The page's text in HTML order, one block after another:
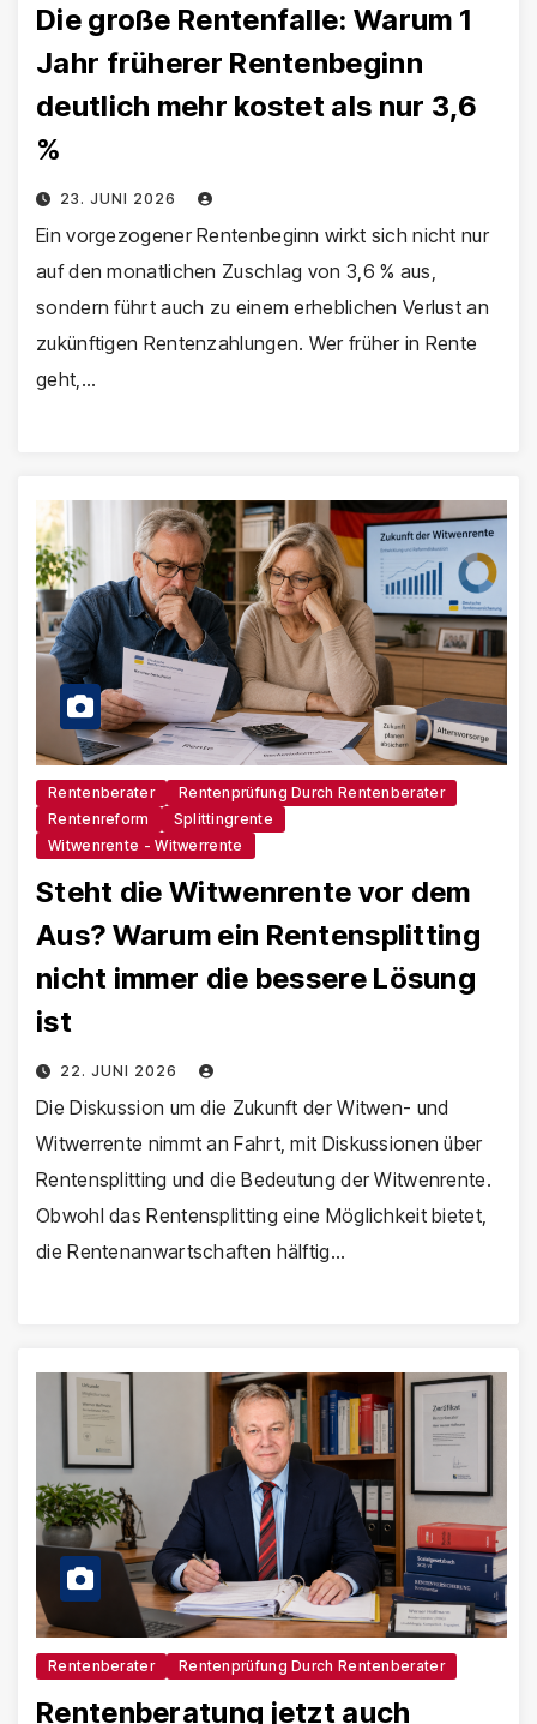
Die große Rentenfalle: Warum 1
Jahr früherer Rentenbeginn
deutlich mehr kostet als nur 3,6
%
23. JUNI 2026
Ein vorgezogener Rentenbeginn wirkt sich nicht nur
auf den monatlichen Zuschlag von 3,6 % aus,
sondern führt auch zu einem erheblichen Verlust an
zukünftigen Rentenzahlungen. Wer früher in Rente
geht,…
Rentenberater
Rentenprüfung Durch Rentenberater
Rentenreform
Splittingrente
Witwenrente - Witwerrente
Steht die Witwenrente vor dem
Aus? Warum ein Rentensplitting
nicht immer die bessere Lösung
ist
22. JUNI 2026
Die Diskussion um die Zukunft der Witwen- und
Witwerrente nimmt an Fahrt, mit Diskussionen über
Rentensplitting und die Bedeutung der Witwenrente.
Obwohl das Rentensplitting eine Möglichkeit bietet,
die Rentenanwartschaften hälftig…
Rentenberater Rentenprüfung Durch Rentenberater
Rentenberatung jetzt auch